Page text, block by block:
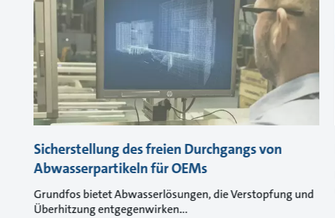
Sicherstellung des freien Durchgangs von
Abwasserpartikeln für OEMs
Grundfos bietet Abwasserlösungen, die Verstopfung und
Überhitzung entgegenwirken